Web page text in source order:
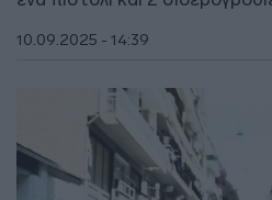
10.09.2025 - 14:39